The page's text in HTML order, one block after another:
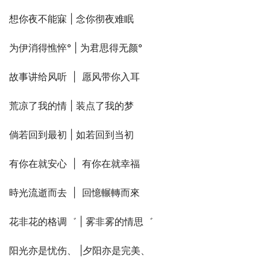
想你夜不能寐 | 念你彻夜难眠
为伊消得憔悴° | 为君思得无颜°
故事讲给风听  |  愿风带你入耳
荒凉了我的情 | 装点了我的梦
倘若回到最初 | 如若回到当初
有你在就安心  |  有你在就幸福
時光流逝而去  |  回憶輾轉而來
花非花的格调゛ | 雾非雾的情思゛
阳光亦是忧伤、 |夕阳亦是完美、